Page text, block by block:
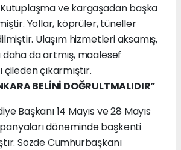
ve kargaşadan başka
Yollar, köprüler, tüneller
Ulaşım hizmetleri aksamış,
da artmış, maalesef
çileden çıkarmıştır.
BELİNİ DOĞRULTMALIDIR”
Başkanı 14 Mayıs ve 28 Mayıs
döneminde başkenti
Sözde Cumhurbaşkanı